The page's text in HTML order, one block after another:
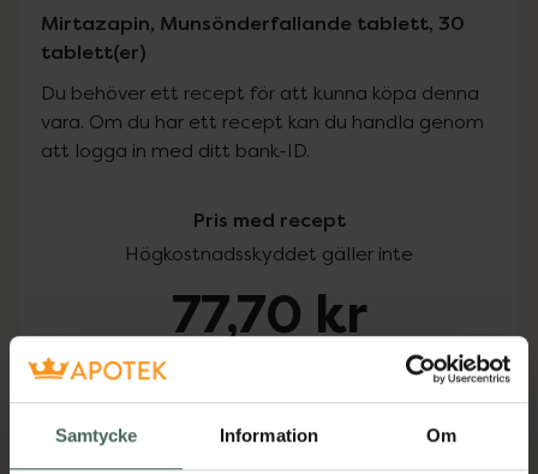
Samtycke Information Om
Mirtazapin, Munsönderfallande tablett, 30
tablett(er)
Du behöver ett recept för att kunna köpa denna
vara. Om du har ett recept kan du handla genom
att logga in med ditt bank-ID.
Pris med recept
Högkostnadsskyddet gäller inte
77,70 kr
Köp via ditt recept